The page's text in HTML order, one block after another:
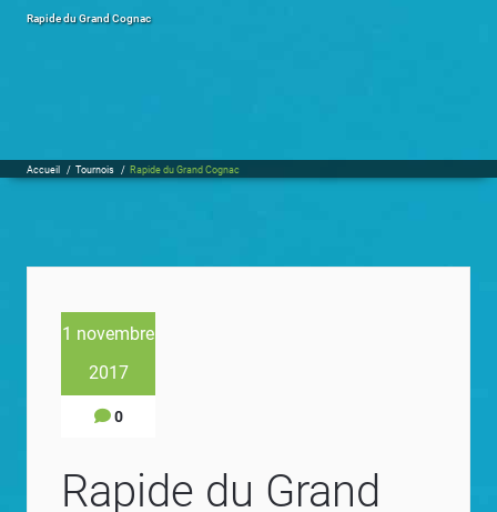
Rapide du Grand Cognac
Accueil / Tournois / Rapide du Grand Cognac
1 novembre
2017
0
Rapide du Grand